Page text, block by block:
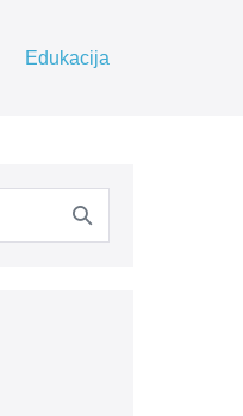
Edukacija